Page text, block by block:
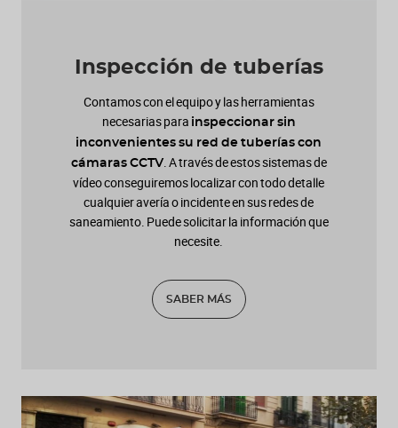
Inspección de tuberías
Contamos con el equipo y las herramientas
necesarias para inspeccionar sin
inconvenientes su red de tuberías con
cámaras CCTV. A través de estos sistemas de
vídeo conseguiremos localizar con todo detalle
cualquier avería o incidente en sus redes de
saneamiento. Puede solicitar la información que
necesite.
SABER MÁS